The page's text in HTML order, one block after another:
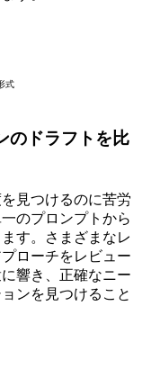
式
のドラフトを比
見つけるのに苦労
のプロンプトから
す。さまざまなレ
ローチをレビュー
響き、正確なニー
ンを見つけること